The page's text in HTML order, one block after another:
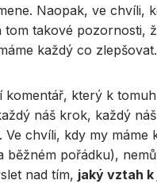
Naopak, ve chvíli,
tom takové pozornosti,
každý co
komentář, který k
náš krok, každý
Ve chvíli, kdy my máme
běžném pořádku),
nad tím, jaký vztah